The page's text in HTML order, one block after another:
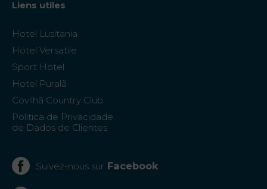
Liens utiles
Hotel Lusitania
Hotel Versatile
Sport Hotel
Hotel Puralã
Covilhã Country Club
Politica de Privacidade
de Dados de Clientes
Suivez-nous sur Facebook